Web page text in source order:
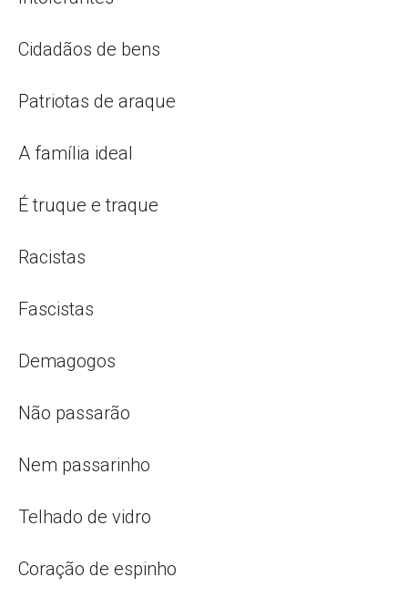
Cidadãos de bens
Patriotas de araque
A família ideal
É truque e traque
Racistas
Fascistas
Demagogos
Não passarão
Nem passarinho
Telhado de vidro
Coração de espinho